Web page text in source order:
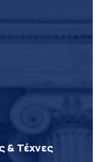
& Τέχνες